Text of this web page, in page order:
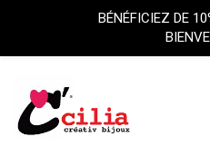
BÉNÉFICIEZ DE